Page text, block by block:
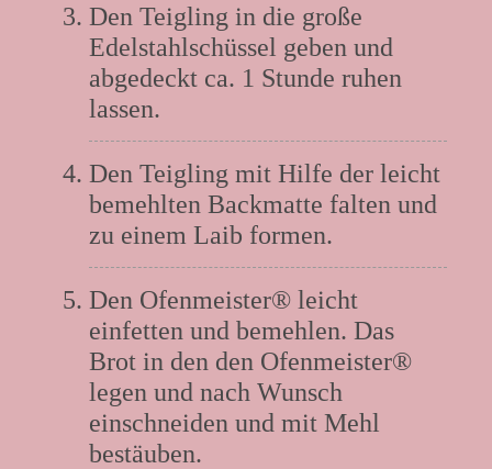
Den Teigling in die große
Edelstahlschüssel geben und
abgedeckt ca. 1 Stunde ruhen
lassen.
Den Teigling mit Hilfe der leicht
bemehlten Backmatte falten und
zu einem Laib formen.
Den Ofenmeister® leicht
einfetten und bemehlen. Das
Brot in den den Ofenmeister®
legen und nach Wunsch
einschneiden und mit Mehl
bestäuben.